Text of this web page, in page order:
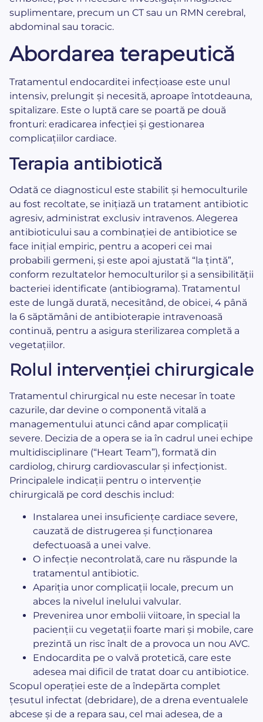
suplimentare, precum un CT sau un RMN cerebral,
abdominal sau toracic.
Abordarea terapeutică
Tratamentul endocarditei infecțioase este unul
intensiv, prelungit și necesită, aproape întotdeauna,
spitalizare. Este o luptă care se poartă pe două
fronturi: eradicarea infecției și gestionarea
complicațiilor cardiace.
Terapia antibiotică
Odată ce diagnosticul este stabilit și hemoculturile
au fost recoltate, se inițiază un tratament antibiotic
agresiv, administrat exclusiv intravenos. Alegerea
antibioticului sau a combinației de antibiotice se
face inițial empiric, pentru a acoperi cei mai
probabili germeni, și este apoi ajustată “la țintă”,
conform rezultatelor hemoculturilor și a sensibilității
bacteriei identificate (antibiograma). Tratamentul
este de lungă durată, necesitând, de obicei, 4 până
la 6 săptămâni de antibioterapie intravenoasă
continuă, pentru a asigura sterilizarea completă a
vegetațiilor.
Rolul intervenției chirurgicale
Tratamentul chirurgical nu este necesar în toate
cazurile, dar devine o componentă vitală a
managementului atunci când apar complicații
severe. Decizia de a opera se ia în cadrul unei echipe
multidisciplinare (“Heart Team”), formată din
cardiolog, chirurg cardiovascular și infecționist.
Principalele indicații pentru o intervenție
chirurgicală pe cord deschis includ:
Instalarea unei insuficiențe cardiace severe,
cauzată de distrugerea și funcționarea
defectuoasă a unei valve.
O infecție necontrolată, care nu răspunde la
tratamentul antibiotic.
Apariția unor complicații locale, precum un
abces la nivelul inelului valvular.
Prevenirea unor embolii viitoare, în special la
pacienții cu vegetații foarte mari și mobile, care
prezintă un risc înalt de a provoca un nou AVC.
Endocardita pe o valvă protetică, care este
adesea mai dificil de tratat doar cu antibiotice.
Scopul operației este de a îndepărta complet
țesutul infectat (debridare), de a drena eventualele
abcese și de a repara sau, cel mai adesea, de a